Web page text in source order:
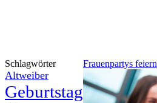
Schlagwörter
Altweiber
Geburtstag
Frauenpartys feiern